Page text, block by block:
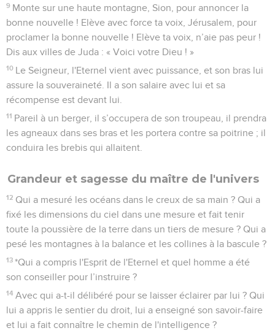
9 Monte sur une haute montagne, Sion, pour annoncer la
bonne nouvelle ! Elève avec force ta voix, Jérusalem, pour
proclamer la bonne nouvelle ! Elève ta voix, n’aie pas peur !
Dis aux villes de Juda : « Voici votre Dieu ! »
10 Le Seigneur, l'Eternel vient avec puissance, et son bras lui
assure la souveraineté. Il a son salaire avec lui et sa
récompense est devant lui.
11 Pareil à un berger, il s’occupera de son troupeau, il prendra
les agneaux dans ses bras et les portera contre sa poitrine ; il
conduira les brebis qui allaitent.
Grandeur et sagesse du maître de l'univers
12 Qui a mesuré les océans dans le creux de sa main ? Qui a
fixé les dimensions du ciel dans une mesure et fait tenir
toute la poussière de la terre dans un tiers de mesure ? Qui a
pesé les montagnes à la balance et les collines à la bascule ?
13 *Qui a compris l'Esprit de l'Eternel et quel homme a été
son conseiller pour l’instruire ?
14 Avec qui a-t-il délibéré pour se laisser éclairer par lui ? Qui
lui a appris le sentier du droit, lui a enseigné son savoir-faire
et lui a fait connaître le chemin de l'intelligence ?